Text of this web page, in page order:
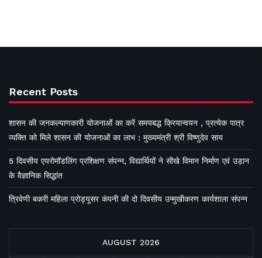
Recent Posts
शासन की जनकल्याणकारी योजनाओं का करें समयबद्ध क्रियान्वयन , प्रत्येक पात्र
व्यक्ति को मिले शासन की योजनाओं का लाभ : मुख्यमंत्री श्री विष्णुदेव साय
5 दिवसीय एयरोमॉडलिंग प्रशिक्षण संपन्न, विद्यार्थियों ने सीखे विमान निर्माण एवं उड़ान
के वैज्ञानिक सिद्धांत
त्रिवेणी बकरी महिला प्रोड्यूसर कंपनी की दो दिवसीय उन्मुखीकरण कार्यशाला संपन्न
AUGUST 2026